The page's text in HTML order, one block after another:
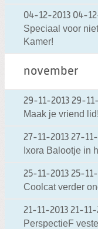
04-12-2013 04-
Speciaal voor
Kamer!
november
29-11-2013 29-
Maak je vriend lid!
27-11-2013 27-
Ixora Balootje in
25-11-2013 25-11-
Coolcat verder
21-11-2013 21-11-
PerspectieF